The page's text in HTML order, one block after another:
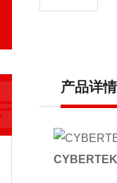
产品详情